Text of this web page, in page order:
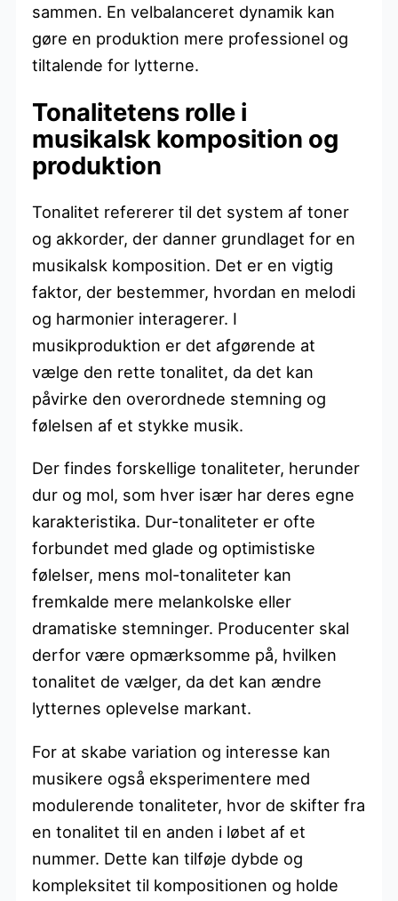
sammen. En velbalanceret dynamik kan
gøre en produktion mere professionel og
tiltalende for lytterne.
Tonalitetens rolle i
musikalsk komposition og
produktion
Tonalitet refererer til det system af toner
og akkorder, der danner grundlaget for en
musikalsk komposition. Det er en vigtig
faktor, der bestemmer, hvordan en melodi
og harmonier interagerer. I
musikproduktion er det afgørende at
vælge den rette tonalitet, da det kan
påvirke den overordnede stemning og
følelsen af et stykke musik.
Der findes forskellige tonaliteter, herunder
dur og mol, som hver især har deres egne
karakteristika. Dur-tonaliteter er ofte
forbundet med glade og optimistiske
følelser, mens mol-tonaliteter kan
fremkalde mere melankolske eller
dramatiske stemninger. Producenter skal
derfor være opmærksomme på, hvilken
tonalitet de vælger, da det kan ændre
lytternes oplevelse markant.
For at skabe variation og interesse kan
musikere også eksperimentere med
modulerende tonaliteter, hvor de skifter fra
en tonalitet til en anden i løbet af et
nummer. Dette kan tilføje dybde og
kompleksitet til kompositionen og holde